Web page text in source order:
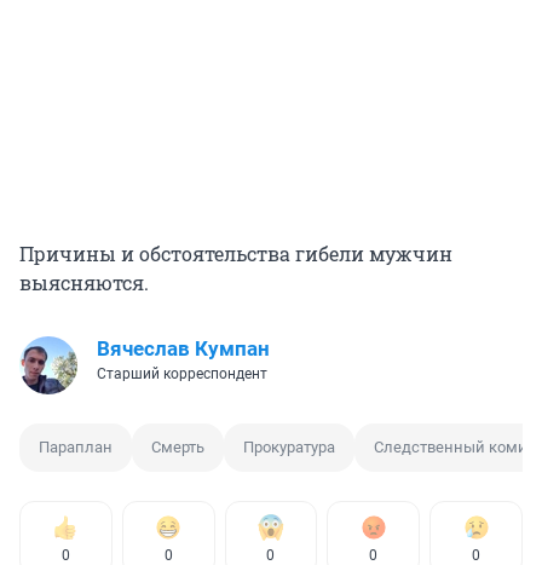
Причины и обстоятельства гибели мужчин
выясняются.
Вячеслав Кумпан
Старший корреспондент
Параплан Смерть Прокуратура Следственный
0 0 0 0 0